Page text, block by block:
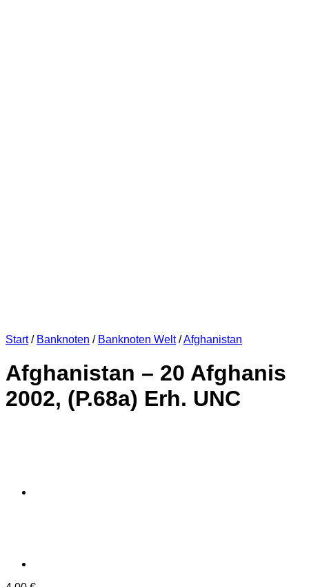
Start / Banknoten / Banknoten Welt /Afghanistan
Afghanistan – 20 Afghanis
2002, (P.68a) Erh. UNC